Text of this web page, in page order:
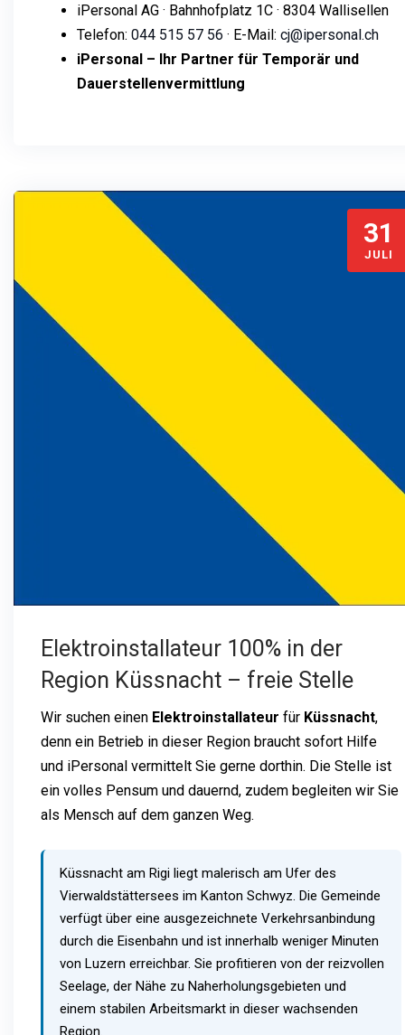
iPersonal AG · Bahnhofplatz 1C · 8304 Wallisellen
Telefon: 044 515 57 56 · E-Mail: cj@ipersonal.ch
iPersonal – Ihr Partner für Temporär und
Dauerstellenvermittlung
31
JULI
Elektroinstallateur 100% in der
Region Küssnacht – freie Stelle
Wir suchen einen Elektroinstallateur für Küssnacht,
denn ein Betrieb in dieser Region braucht sofort Hilfe
und iPersonal vermittelt Sie gerne dorthin. Die Stelle ist
ein volles Pensum und dauernd, zudem begleiten wir Sie
als Mensch auf dem ganzen Weg.
Küssnacht am Rigi liegt malerisch am Ufer des
Vierwaldstättersees im Kanton Schwyz. Die Gemeinde
verfügt über eine ausgezeichnete Verkehrsanbindung
durch die Eisenbahn und ist innerhalb weniger Minuten
von Luzern erreichbar. Sie profitieren von der reizvollen
Seelage, der Nähe zu Naherholungsgebieten und
einem stabilen Arbeitsmarkt in dieser wachsenden
Region.